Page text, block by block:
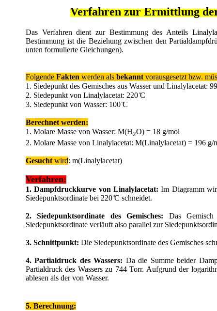
Verfahren zur Ermittlung
Das Verfahren dient zur Bestimmung des Anteils
Bestimmung ist die Beziehung zwischen den
unten formulierte Gleichungen).
Folgende Fakten werden als bekannt vorausgesetzt bzw.
1. Siedepunkt des Gemisches aus Wasser und Linalylacetat:
2. Siedepunkt von Linalylacetat: 220 ̊C
3. Siedepunkt von Wasser: 100 ̊C
Berechnet werden:
1. Molare Masse von Wasser: M(H2O) = 18 g/mol
2. Molare Masse von Linalylacetat: M(Linalylacetat) = 196 g/
Gesucht wird: m(Linalylacetat)
Verfahren:
1. Dampfdruckkurve von Linalylacetat:Im Diagramm
Siedepunktsordinate bei 220 ̊C schneidet.
2. Siedepunktsordinate des Gemisches: Das
Siedepunktsordinate verläuft also parallel zur
3. Schnittpunkt: Die Siedepunktsordinate des Gemisches
4. Partialdruck des Wassers: Da die Summe beider
Partialdruck des Wassers zu 744 Torr. Aufgrund der
ablesen als der von Wasser.
5. Berechnung: